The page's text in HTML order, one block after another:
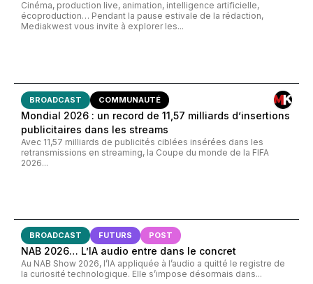
Cinéma, production live, animation, intelligence artificielle,
écoproduction… Pendant la pause estivale de la rédaction,
Mediakwest vous invite à explorer les...
BROADCAST COMMUNAUTÉ
Mondial 2026 : un record de 11,57 milliards d’insertions
publicitaires dans les streams
Avec 11,57 milliards de publicités ciblées insérées dans les
retransmissions en streaming, la Coupe du monde de la FIFA
2026...
BROADCAST FUTURS POST
NAB 2026… L’IA audio entre dans le concret
Au NAB Show 2026, l’IA appliquée à l’audio a quitté le registre de
la curiosité technologique. Elle s’impose désormais dans...